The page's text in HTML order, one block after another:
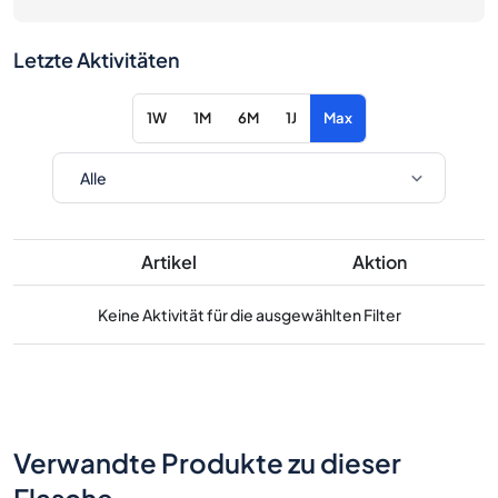
Letzte Aktivitäten
1W 1M 6M 1J Max
Artikel Aktion
Keine Aktivität für die ausgewählten Filter
Verwandte Produkte zu dieser